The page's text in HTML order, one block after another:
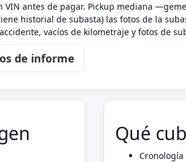
VIN antes de pagar. Pickup mediana
historial de subasta) las fotos de la
vacíos de kilometraje y fotos de
de informe
Qué
Cronología